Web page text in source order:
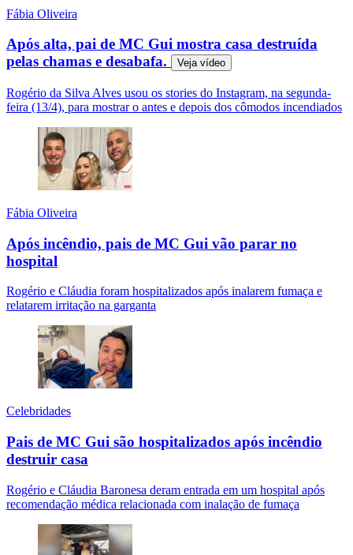
Fábia Oliveira
Após alta, pai de MC Gui mostra casa destruída
pelas chamas e desabafa.
Veja vídeo
Rogério da Silva Alves usou os stories do Instagram, na segunda-
feira (13/4), para mostrar o antes e depois dos cômodos incendiados
Fábia Oliveira
Após incêndio, pais de MC Gui vão parar no
hospital
Rogério e Cláudia foram hospitalizados após inalarem fumaça e
relatarem irritação na garganta
Celebridades
Pais de MC Gui são hospitalizados após incêndio
destruir casa
Rogério e Cláudia Baronesa deram entrada em um hospital após
recomendação médica relacionada com inalação de fumaça